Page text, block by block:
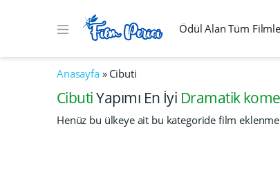
Ödül Alan Tüm
Anasayfa» Cibuti
CibutiYapımı En İyi Dramatik
Henüz bu ülkeye ait bu kategoride film